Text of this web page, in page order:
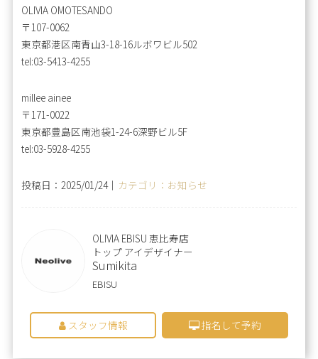
OLIVIA OMOTESANDO
〒107-0062
東京都港区南青山3-18-16ルボワビル502
tel:03-5413-4255
millee ainee
〒171-0022
東京都豊島区南池袋1-24-6深野ビル5F
tel:03-5928-4255
投稿日：2025/01/24｜ カテゴリ：お知らせ
OLIVIA EBISU 恵比寿店
トップ アイデザイナー
Sumikita
EBISU
スタッフ情報 指名して予約